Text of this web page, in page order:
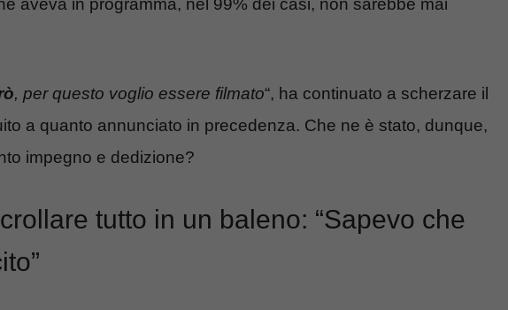
aveva in programma, nel 99% dei casi, non sarebbe mai
, per questo voglio essere filmato“, ha continuato a scherzare il
a quanto annunciato in precedenza. Che ne è stato, dunque,
impegno e dedizione?
tutto in un baleno: “Sapevo che